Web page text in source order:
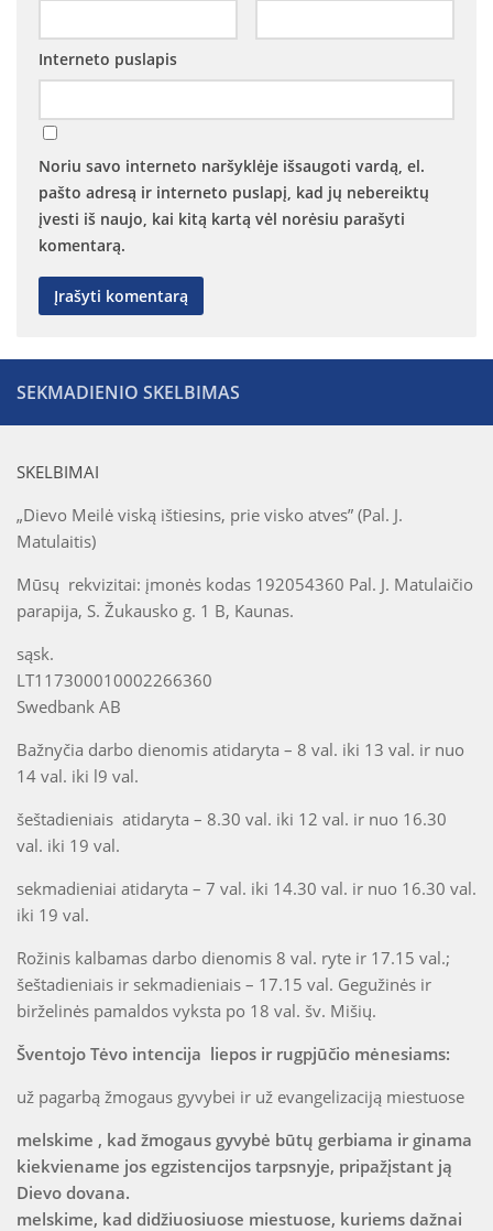
Interneto puslapis
Noriu savo interneto naršyklėje išsaugoti vardą, el.
pašto adresą ir interneto puslapį, kad jų nebereiktų
įvesti iš naujo, kai kitą kartą vėl norėsiu parašyti
komentarą.
SEKMADIENIO SKELBIMAS
SKELBIMAI
„Dievo Meilė viską ištiesins, prie visko atves” (Pal. J.
Matulaitis)
Mūsų rekvizitai: įmonės kodas 192054360 Pal. J. Matulaičio
parapija, S. Žukausko g. 1 B, Kaunas.
sąsk.
LT117300010002266360
Swedbank AB
Bažnyčia darbo dienomis atidaryta – 8 val. iki 13 val. ir nuo
14 val. iki l9 val.
šeštadieniais atidaryta – 8.30 val. iki 12 val. ir nuo 16.30
val. iki 19 val.
sekmadieniai atidaryta – 7 val. iki 14.30 val. ir nuo 16.30 val.
iki 19 val.
Rožinis kalbamas darbo dienomis 8 val. ryte ir 17.15 val.;
šeštadieniais ir sekmadieniais – 17.15 val. Gegužinės ir
birželinės pamaldos vyksta po 18 val. šv. Mišių.
Šventojo Tėvo intencija liepos ir rugpjūčio mėnesiams:
už pagarbą žmogaus gyvybei ir už evangelizaciją miestuose
melskime , kad žmogaus gyvybė būtų gerbiama ir ginama
kiekviename jos egzistencijos tarpsnyje, pripažįstant ją
Dievo dovana.
melskime, kad didžiuosiuose miestuose, kuriems dažnai